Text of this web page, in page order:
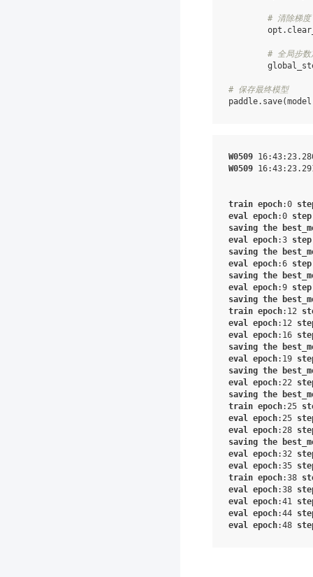
# 清除梯度
opt .
# 全局步数
# 保存最终模型
paddle. save(model
W0509 16:43:
W0509 16:43:
train epoch:0
eval epoch:0 step
saving the
eval epoch:3 step
saving the
eval epoch:6 step
saving the
eval epoch:9 step
saving the
train epoch: 12
eval epoch: 12
eval epoch: 16
saving the
eval epoch: 19
saving the
eval epoch: 22
saving the
train epoch: 25
eval epoch: 25
eval epoch: 28
saving the
eval epoch:32
eval epoch:35
train epoch:38
eval epoch:38
eval epoch:41
eval epoch:44
eval epoch:48